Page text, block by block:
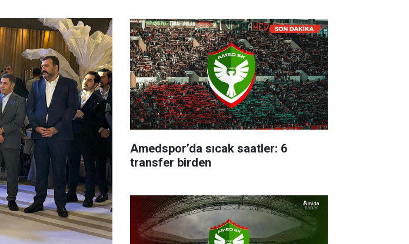
Amedspor’da sıcak saatler: 6
transfer birden